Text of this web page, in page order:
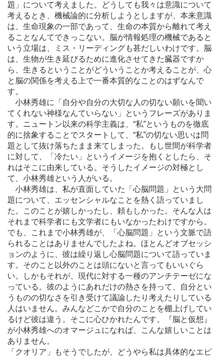
題」について考えました。どうしても我々は意識について
考えるとき、機械論的に分析しようとしますが、本来意識
は、生命現象の一部であって、生命の本質から離れて考え
ることなんてできっこない。脳が情報処理の機械であると
いう立場は、ミス・リーディングも甚だしいわけです。脳
は、生物が生き延びるために進化させてきた臓器ですか
ら、生きるということがどういうことか考えることが、心
と脳の関係を考える上で一番本質的なことのはずなんで
す。
小林秀雄に「自分や自分の大切な人の切ない願いを聞い
てくれない神様なんていらない」というフレーズがありま
す。ニュートン以来の科学主義は、“私”というものを徹底
的に捨象することでスタートして、“私”の切ない思いは問
題として抜け落ちたまま来てしまった。もし世間が科学者
に対して、「冷たい」というイメージを抱くとしたら、そ
れはそこに由来している。そうしたイメージの対極とし
て、小林秀雄という人がいる。
小林秀雄は、私が直面していた「心脳問題」という大問
題について、エッセンシャルなことを熱く語っていまし
た。このことが嬉しかったし、頼もしかった。そんな人は
それまで科学者にも文学者にもいなかったわけですから。
でも、これまで小林秀雄が、「心脳問題」という文脈で語
られることはありませんでしたよね。ほとんどオブセッシ
ョンのように、彼は繰り返し心脳問題について語っていま
す。そのこと以外のことは頭にないと言ってもいいぐら
い。しかもそれが、現代に対する一種のアンチテーゼにな
っている。彼のようにあれだけの熱さを持って、自分とい
うものの切なさを引き受けて議論したり考えたりしている
人はいません。みんなどこかで自分のことを棚上げしてい
るけど彼は違う。そこに心ひかれたんです。『脳と仮想』
が小林秀雄へのオマージュになれば、こんな嬉しいことは
ありません。
「クオリア」もそうでしたが、どうやら私は具体的なエピ